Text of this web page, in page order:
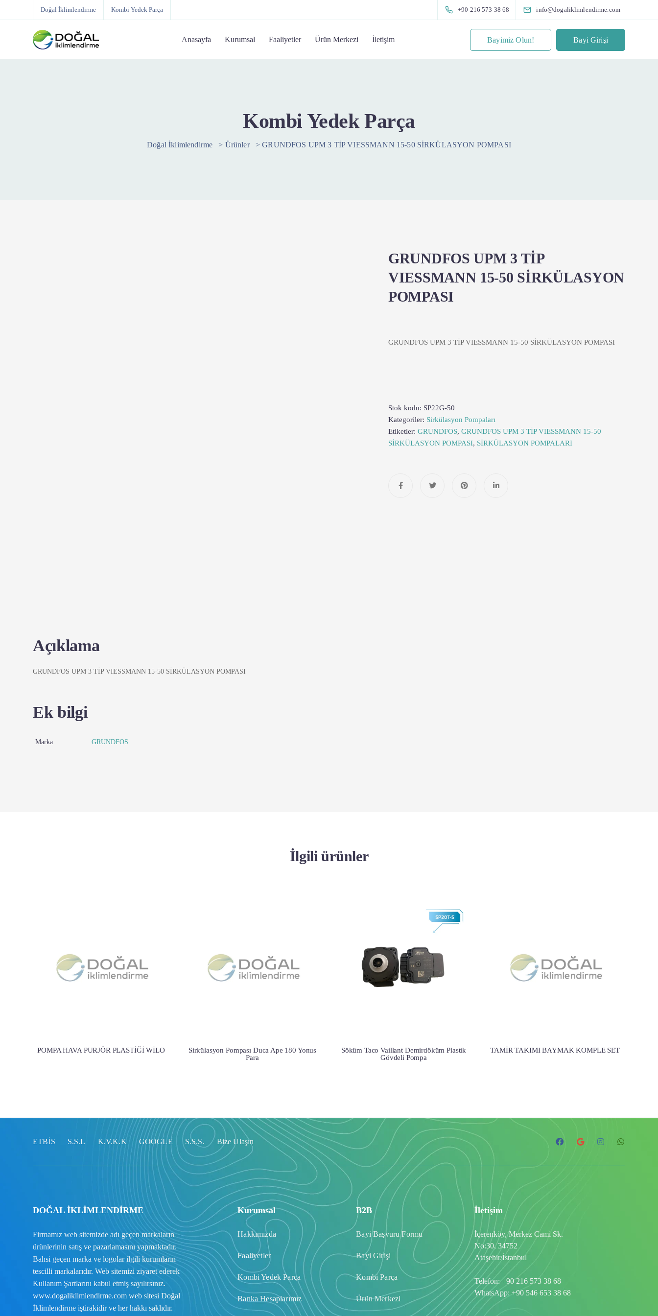
Doğal İklimlendirme Kombi Yedek Parça +90 216 573 38 68 info@dogaliklimlendirme.com
Anasayfa Kurumsal Faaliyetler Ürün Merkezi İletişim Bayimiz Olun! Bayi Girişi
Kombi Yedek Parça
Doğal İklimlendirme > Ürünler >GRUNDFOS UPM 3 TİP VIESSMANN 15-50 SİRKÜLASYON POMPASI
GRUNDFOS UPM 3 TİP
VIESSMANN 15-50 SİRKÜLASYON
POMPASI
GRUNDFOS UPM 3 TİP VIESSMANN 15-50 SİRKÜLASYON POMPASI
Stok kodu: SP22G-50
Kategoriler: Sirkülasyon Pompaları
Etiketler: GRUNDFOS, GRUNDFOS UPM 3 TİP VIESSMANN 15-50
SİRKÜLASYON POMPASI, SİRKÜLASYON POMPALARI
Açıklama
GRUNDFOS UPM 3 TİP VIESSMANN 15-50 SİRKÜLASYON POMPASI
Ek bilgi
Marka GRUNDFOS
İlgili ürünler
POMPA HAVA PURJÖR PLASTİĞİ WİLO
Sirkülasyon Pompası Duca Ape 180 Yonus
Para
Söküm Taco Vaillant Demirdöküm Plastik
Gövdeli Pompa
TAMİR TAKIMI BAYMAK KOMPLE SET
ETBİS S.S.L K.V.K.K GOOGLE S.S.S. Bize Ulaşın
DOĞAL İKLİMLENDİRME
Firmamız web sitemizde adı geçen markaların
ürünlerinin satış ve pazarlamasını yapmaktadır.
Bahsi geçen marka ve logolar ilgili kurumların
tescilli markalarıdır. Web sitemizi ziyaret ederek
Kullanım Şartlarını kabul etmiş sayılırsınız.
www.dogaliklimlendirme.com web sitesi Doğal
İklimlendirme iştirakidir ve her hakkı saklıdır.
Kurumsal
Hakkımızda
Faaliyetler
Kombi Yedek Parça
Banka Hesaplarımız
B2B
Bayi Başvuru Formu
Bayi Girişi
Kombi Parça
Ürün Merkezi
İletişim
İçerenköy, Merkez Cami Sk.
No:30, 34752
Ataşehir/İstanbul
Telefon:+90 216 573 38 68
WhatsApp:+90 546 653 38 68